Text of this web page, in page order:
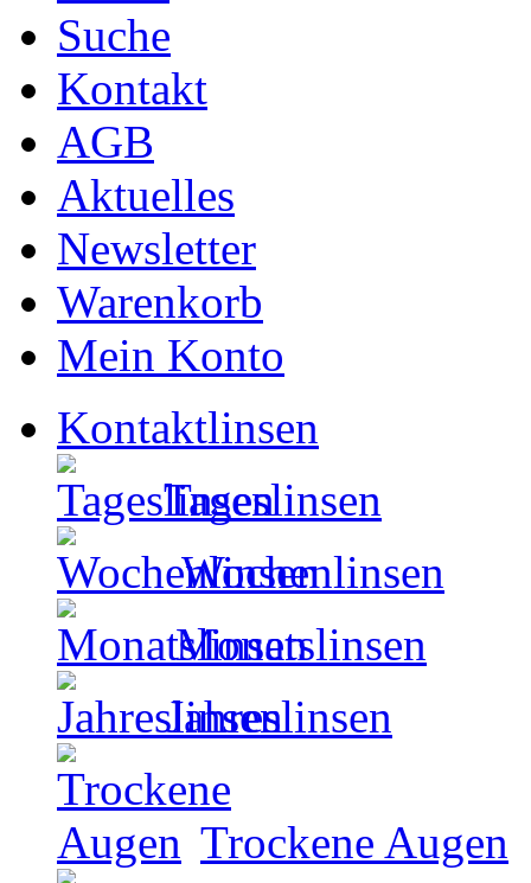
Suche
Kontakt
AGB
Aktuelles
Newsletter
Warenkorb
Mein Konto
Kontaktlinsen
Tageslinsen
Wochenlinsen
Monatslinsen
Jahreslinsen
Trockene Augen